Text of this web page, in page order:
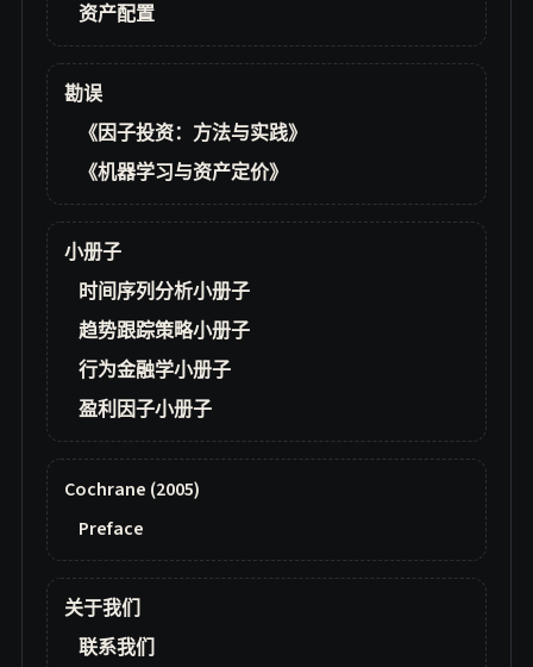
资产配置
勘误
《因子投资：方法与实践》
《机器学习与资产定价》
小册子
时间序列分析小册子
趋势跟踪策略小册子
行为金融学小册子
盈利因子小册子
Cochrane (2005)
Preface
关于我们
联系我们